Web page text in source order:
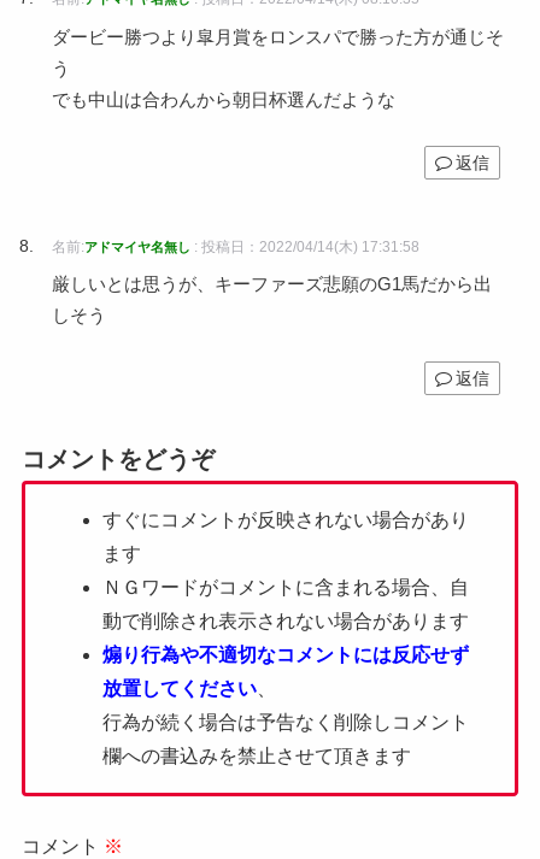
ダービー勝つより皐月賞をロンスパで勝った方が通じそ
う
でも中山は合わんから朝日杯選んだような
返信
名前:アドマイヤ名無し : 投稿日：2022/04/14(木) 17:31:58
厳しいとは思うが、キーファーズ悲願のG1馬だから出
しそう
返信
コメントをどうぞ
すぐにコメントが反映されない場合があり
ます
ＮＧワードがコメントに含まれる場合、自
動で削除され表示されない場合があります
煽り行為や不適切なコメントには反応せず
放置してください
行為が続く場合は予告なく削除しコメント
欄への書込みを禁止させて頂きます
コメント ※